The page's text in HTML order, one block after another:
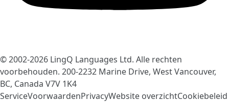
© 2002-2026 LingQ Languages Ltd. Alle rechten
voorbehouden. 200-2232 Marine Drive, West Vancouver,
BC, Canada V7V 1K4
ServiceVoorwaardenPrivacyWebsite overzichtCookiebeleid